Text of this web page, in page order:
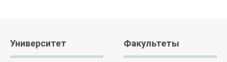
Университет Факультеты